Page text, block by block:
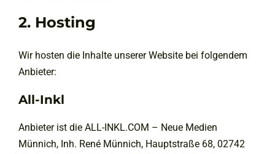
2. Hosting
Wir hosten die Inhalte unserer Website bei folgendem
Anbieter:
All-Inkl
Anbieter ist die ALL-INKL.COM – Neue Medien
Münnich, Inh. René Münnich, Hauptstraße 68, 02742